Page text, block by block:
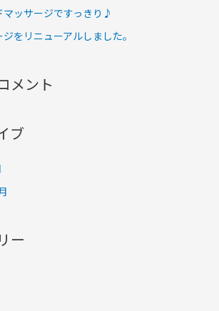
マッサージですっきり♪
をリニューアルしました。
メント
ブ
ー